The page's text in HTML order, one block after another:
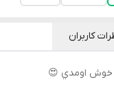
کاربران
خوش اومدي 😍